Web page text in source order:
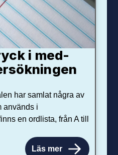
i med­­
har samlat några av
används i
en ordlista, från A till
Läs mer